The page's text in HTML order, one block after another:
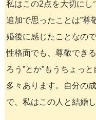
私はこの2点を大切にし
追加で思ったことは”尊
婚後に感じたことなの
性格面でも、尊敬でき
ろう”とか”もうちょっ
多々あります。自分の
で、私はこの人と結婚